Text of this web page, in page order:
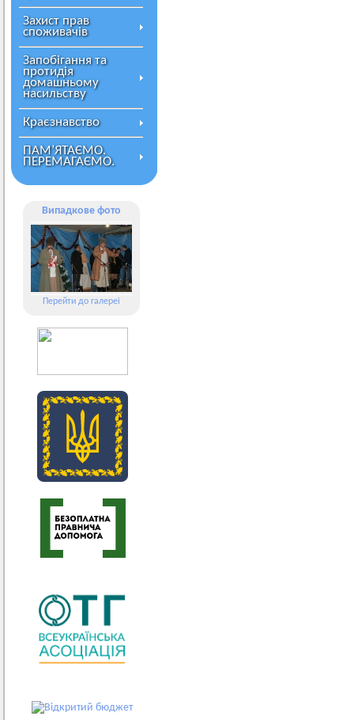
Захист прав
споживачів
Запобігання та
протидія
домашньому
насильству
Краєзнавство
ПАМ’ЯТАЄМО.
ПЕРЕМАГАЄМО.
Випадкове фото
Перейти до галереї